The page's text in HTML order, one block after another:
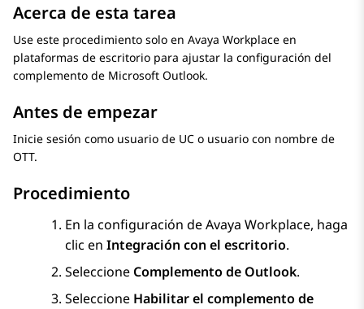
Acerca de esta tarea
Use este procedimiento solo en Avaya Workplace en
plataformas de escritorio para ajustar la configuración del
complemento de Microsoft Outlook.
Antes de empezar
Inicie sesión como usuario de UC o usuario con nombre de
OTT.
Procedimiento
En la configuración deAvaya Workplace, haga
clic en Integración con el escritorio.
Seleccione Complemento de Outlook.
Seleccione Habilitar el complemento de